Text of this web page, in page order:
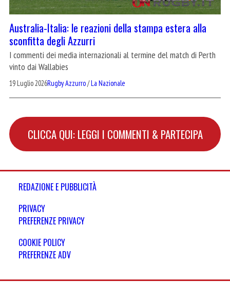
Australia-Italia: le reazioni della stampa estera alla
sconfitta degli Azzurri
I commenti dei media internazionali al termine del match di Perth
vinto dai Wallabies
19 Luglio 2026Rugby Azzurro/La Nazionale
CLICCA QUI: LEGGI I COMMENTI & PARTECIPA
REDAZIONE E PUBBLICITÀ
PRIVACY
PREFERENZE PRIVACY
COOKIE POLICY
PREFERENZE ADV